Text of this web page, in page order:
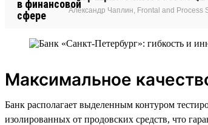
Александр Чаплин, Frontal and Process
Максимальное
Банк располагает выделенным контуром
изолированных от продовских средств, что